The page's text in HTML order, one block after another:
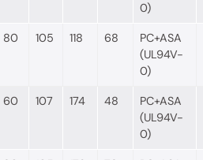
0)
80 105 118 68
PC+ASA
(UL94V-
0)
60 107 174 48
PC+ASA
(UL94V-
0)